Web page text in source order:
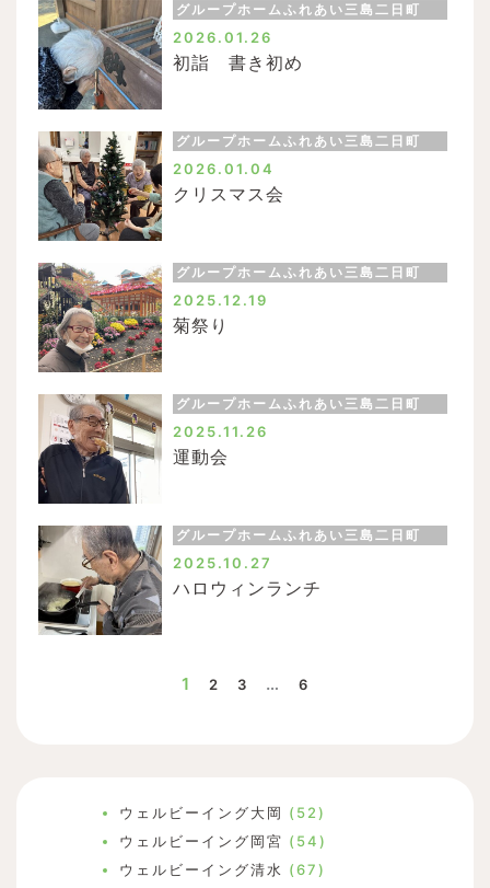
グループホームふれあい三島二日町
2026.01.26
初詣 書き初め
グループホームふれあい三島二日町
2026.01.04
クリスマス会
グループホームふれあい三島二日町
2025.12.19
菊祭り
グループホームふれあい三島二日町
2025.11.26
運動会
グループホームふれあい三島二日町
2025.10.27
ハロウィンランチ
1 2 3 … 6
ウェルビーイング大岡 (52)
ウェルビーイング岡宮 (54)
ウェルビーイング清水 (67)